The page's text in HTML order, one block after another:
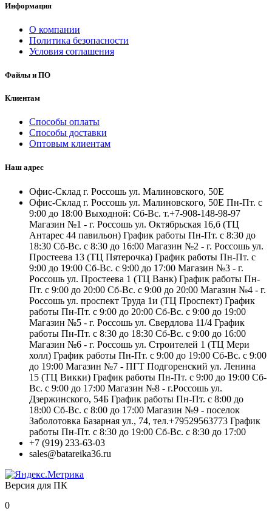
Информация
О компании
Политика безопасности
Условия соглашения
Файлы и ПО
Клиентам
Способы оплаты
Способы доставки
Оптовым клиентам
Наш адрес
Офис-Склад г. Россошь ул. Малиновского, 50Е
Офис-Склад г. Россошь ул. Малиновского, 50Е Пн-Пт. с
9:00 до 18:00 Выходной: Сб-Вс. т.+7-908-148-98-97
Магазин №1 - г. Россошь ул. Октябрьская 16,б (ТЦ
Антарес 44 павильон) График работы Пн-Пт. с 8:30 до
18:30 Сб-Вс. с 8:30 до 16:00 Магазин №2 - г. Россошь ул.
Простеева 13 (ТЦ Пятерочка) График работы Пн-Пт. с
9:00 до 19:00 Сб-Вс. с 9:00 до 17:00 Магазин №3 - г.
Россошь ул. Простеева 1 (ТЦ Ванк) График работы Пн-
Пт. с 9:00 до 20:00 Сб-Вс. с 9:00 до 20:00 Магазин №4 - г.
Россошь ул. проспект Труда 1и (ТЦ Проспект) График
работы Пн-Пт. с 9:00 до 20:00 Сб-Вс. с 9:00 до 19:00
Магазин №5 - г. Россошь ул. Свердлова 11/4 График
работы Пн-Пт. с 8:30 до 18:30 Сб-Вс. с 9:00 до 16:00
Магазин №6 - г. Россошь ул. Строителей 1 (ТЦ Мери
холл) График работы Пн-Пт. с 9:00 до 19:00 Сб-Вс. с 9:00
до 19:00 Магазин №7 - ПГТ Подгоренский ул. Ленина
15 (ТЦ Викки) График работы Пн-Пт. с 9:00 до 19:00 Сб-
Вс. с 9:00 до 17:00 Магазин №8 - г.Россошь ул.
Дзержинского, 54Б График работы Пн-Пт. с 8:00 до
18:00 Сб-Вс. с 8:00 до 17:00 Магазин №9 - поселок
Заболотовка Базарная ул., 74, тел.+79529563773 График
работы Пн-Пт. с 8:30 до 19:00 Сб-Вс. с 8:30 до 17:00
+7 (919) 233-63-03
sales@batareika36.ru
Версия для ПК
0